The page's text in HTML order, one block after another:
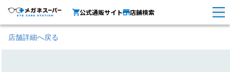
公式通販サイト 店舗検索
店舗詳細へ戻る